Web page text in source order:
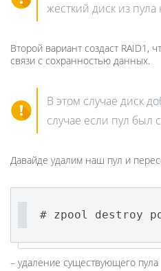
жесткий диск из пула
Второй вариант создаст RAID1,
связи с сохранностью данных.
В этом случае диск
случае если пул был
Давайде удалим наш пул и
# zpool destroy
– удаление существующего пула